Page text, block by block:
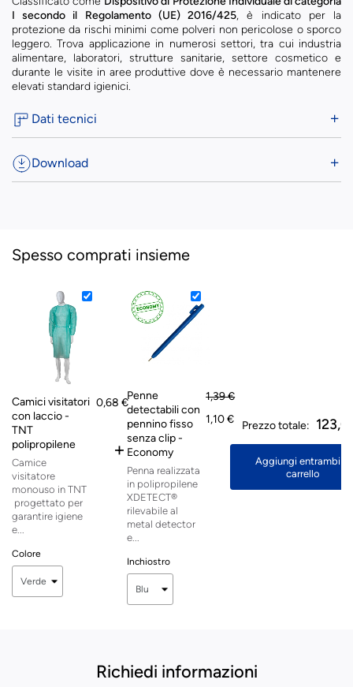
I secondo il Regolamento (UE) 2016/425, è indicato per la
protezione da rischi minimi come polveri non pericolose o sporco
leggero. Trova applicazione in numerosi settori, tra cui industria
alimentare, laboratori, strutture sanitarie, settore cosmetico e
durante le visite in aree produttive dove è necessario mantenere
elevati standard igienici.
Dati tecnici
Download
Spesso comprati insieme
Camici visitatori
con laccio -
TNT
polipropilene
Camice
visitatore
monouso in TNT
progettato per
garantire igiene
e...
0,68 €
Colore
+
Penne
detectabili con
pennino fisso
senza clip -
Economy
Penna realizzata
in polipropilene
XDETECT®
rilevabile al
metal detector
e...
1,39 €
1,10 €
Inchiostro
Prezzo totale:
Aggiungi entrambi al
carrello
Richiedi informazioni